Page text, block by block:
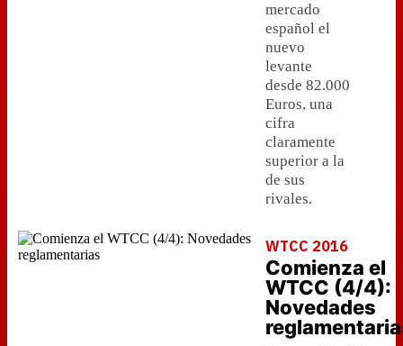
mercado
español el
nuevo
levante
desde 82.000
Euros, una
cifra
claramente
superior a la
de sus
rivales.
WTCC 2016
Comienza el
WTCC (4/4):
Novedades